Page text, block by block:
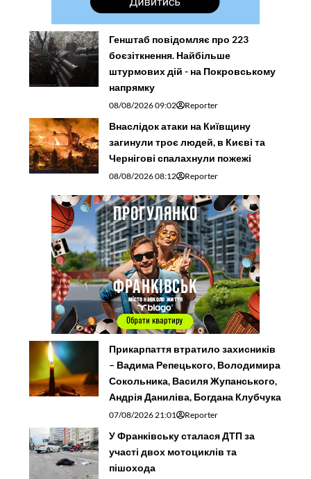
Генштаб повідомляє про 223
боєзіткнення. Найбільше
штурмових дій - на Покровському
напрямку
08/08/2026 09:02 Reporter
Внаслідок атаки на Київщину
загинули троє людей, в Києві та
Чернігові спалахнули пожежі
08/08/2026 08:12 Reporter
Прикарпаття втратило захисників
– Вадима Репецького, Володимира
Сокольника, Василя Жупанського,
Андрія Даниліва, Богдана Клубчука
07/08/2026 21:01 Reporter
У Франківську сталася ДТП за
участі двох мотоциклів та
пішохода